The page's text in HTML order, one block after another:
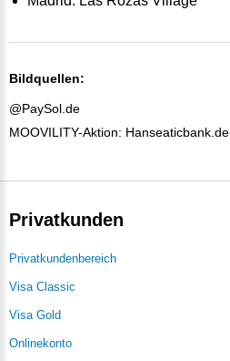
Bildquellen:
@PaySol.de
MOOVILITY-Aktion: Hanseaticbank.de
Privatkunden
Privatkundenbereich
Visa Classic
Visa Gold
Onlinekonto